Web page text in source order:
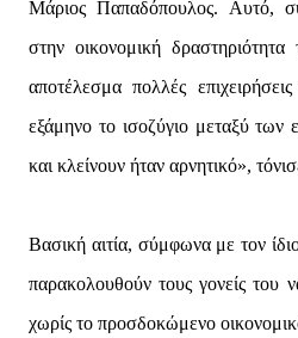
Μάριος Παπαδόπουλος. Αυτό,
στην οικονομική
αποτέλεσμα πολλές
εξάμηνο το ισοζύγιο μεταξύ των
και κλείνουν ήταν αρνητικό»,
Βασική αιτία, σύμφωνα με τον
παρακολουθούν τους γονείς του
χωρίς το προσδοκώμενο